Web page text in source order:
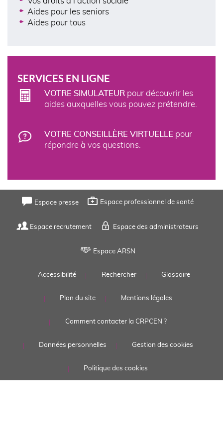
Aides pour les seniors
Aides pour tous
SERVICES EN LIGNE
VOTRE SIMULATEUR pour découvrir les
aides auxquelles vous pouvez prétendre.
VOTRE CONSEILLÈRE VIRTUELLE pour
répondre à vos questions.
FOOTEREspace presse Espace professionnel de santé
Espace recrutement Espace des administrateurs
Espace ARSN
FOOTERAccessibilité Rechercher Glossaire
Plan du site Mentions légales
Comment contacter la CRPCEN ?
Données personnelles Gestion des cookies
Politique des cookies